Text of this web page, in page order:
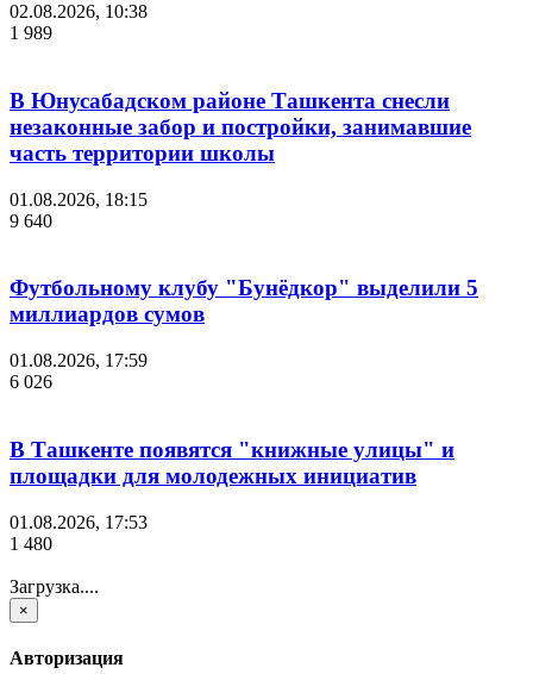
02.08.2026, 10:38
1 989
В Юнусабадском районе Ташкента снесли
незаконные забор и постройки, занимавшие
часть территории школы
01.08.2026, 18:15
9 640
Футбольному клубу "Бунёдкор" выделили 5
миллиардов сумов
01.08.2026, 17:59
6 026
В Ташкенте появятся "книжные улицы" и
площадки для молодежных инициатив
01.08.2026, 17:53
1 480
Загрузка....
×
Авторизация